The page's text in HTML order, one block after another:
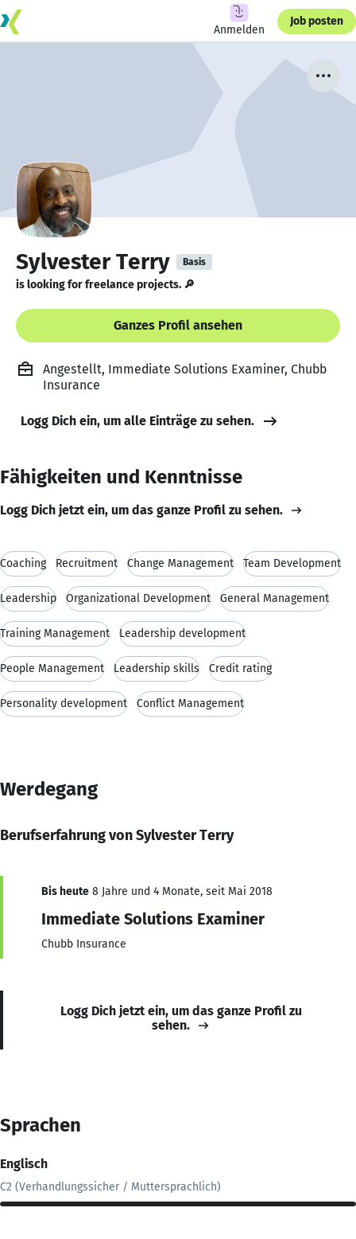
Anmelden
Job posten
Sylvester Terry Basis
is looking for freelance projects. 🔎
Ganzes Profil ansehen
Angestellt, Immediate Solutions Examiner, Chubb
Insurance
Logg Dich ein, um alle Einträge zu sehen.
Fähigkeiten und Kenntnisse
Logg Dich jetzt ein, um das ganze Profil zu sehen.
Coaching Recruitment Change Management Team Development
Leadership Organizational Development General Management
Training Management Leadership development
People Management Leadership skills Credit rating
Personality development Conflict Management
Werdegang
Berufserfahrung von Sylvester Terry
Bis heute 8 Jahre und 4 Monate, seit Mai 2018
Immediate Solutions Examiner
Chubb Insurance
Logg Dich jetzt ein, um das ganze Profil zu
sehen.
Sprachen
Englisch
C2 (Verhandlungssicher / Muttersprachlich)